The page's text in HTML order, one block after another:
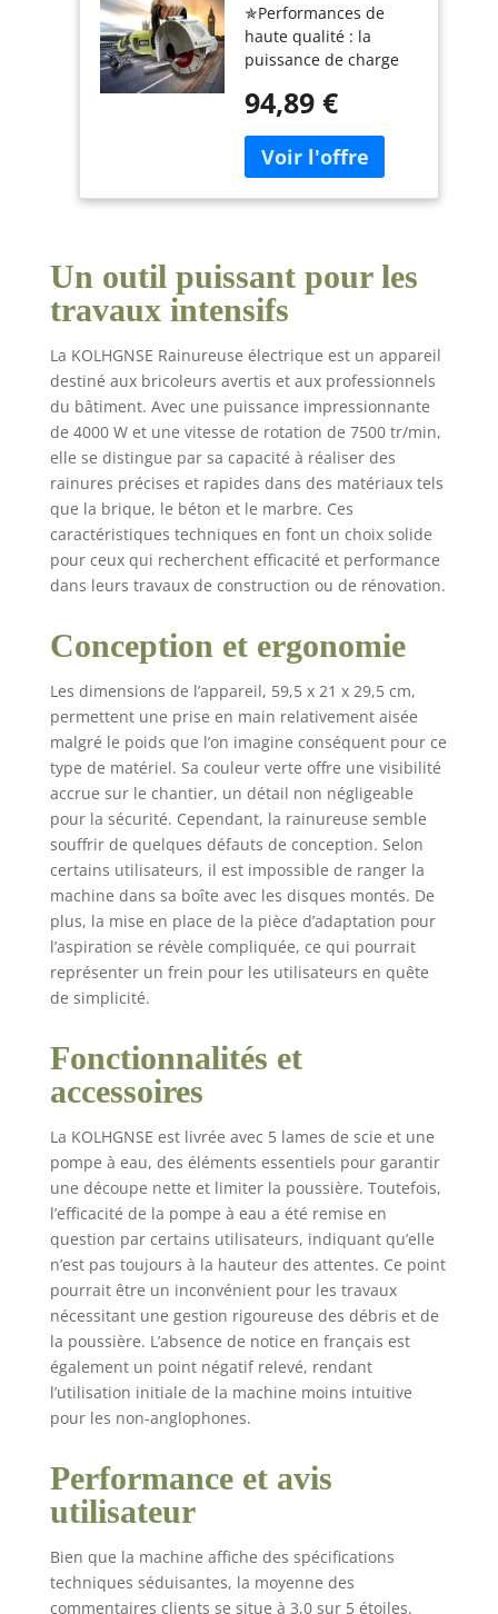
- 7500 tr/min -
Rainureuse
murale électrique
scie et pompe à
eau - Pour brique,
béton, marbre,
etc
✯Performances de
haute qualité : la
puissance de charge
4000 W et la vitesse de
7500 tr/min, ce qui
garantit une efficacité
de travail élevée.
de scie : 125 mm,
réglage de la
profondeur de rainure
largeur de rainure : 35
mm. ✯Portable : il est
livré avec une boîte de
rangement pour un
transport facile et un
rangement sûr.
✯Ergonomie et
nettoyage : la poignée
ergonomique et le
poids léger peuvent
garantir un travail
après une longue
période de travail.
L'adaptateur
d'aspirateur intégré
assure une propreté
maximale sur le lieu
d'utilisation.
✯Application : il est
utilisé pour couper
des matériaux
minéraux tels que le
marbre, le granit, la
pierre naturelle et la
céramique.
94,89 €
Un outil puissant pour les
travaux intensifs
La KOLHGNSE Rainureuse électrique est un appareil
destiné aux bricoleurs avertis et aux professionnels
du bâtiment. Avec une puissance impressionnante
de 4000 W et une vitesse de rotation de 7500 tr/min,
elle se distingue par sa capacité à réaliser des
rainures précises et rapides dans des matériaux tels
que la brique, le béton et le marbre. Ces
caractéristiques techniques en font un choix solide
pour ceux qui recherchent efficacité et performance
dans leurs travaux de construction ou de rénovation.
Conception et ergonomie
Les dimensions de l’appareil, 59,5 x 21 x 29,5 cm,
permettent une prise en main relativement aisée
malgré le poids que l’on imagine conséquent pour ce
type de matériel. Sa couleur verte offre une visibilité
accrue sur le chantier, un détail non négligeable
pour la sécurité. Cependant, la rainureuse semble
souffrir de quelques défauts de conception. Selon
certains utilisateurs, il est impossible de ranger la
machine dans sa boîte avec les disques montés. De
plus, la mise en place de la pièce d’adaptation pour
l’aspiration se révèle compliquée, ce qui pourrait
représenter un frein pour les utilisateurs en quête
de simplicité.
Fonctionnalités et
accessoires
La KOLHGNSE est livrée avec 5 lames de scie et une
pompe à eau, des éléments essentiels pour garantir
une découpe nette et limiter la poussière. Toutefois,
l’efficacité de la pompe à eau a été remise en
question par certains utilisateurs, indiquant qu’elle
n’est pas toujours à la hauteur des attentes. Ce point
pourrait être un inconvénient pour les travaux
nécessitant une gestion rigoureuse des débris et de
la poussière. L’absence de notice en français est
également un point négatif relevé, rendant
l’utilisation initiale de la machine moins intuitive
pour les non-anglophones.
Performance et avis
utilisateur
Bien que la machine affiche des spécifications
techniques séduisantes, la moyenne des
commentaires clients se situe à 3,0 sur 5 étoiles.